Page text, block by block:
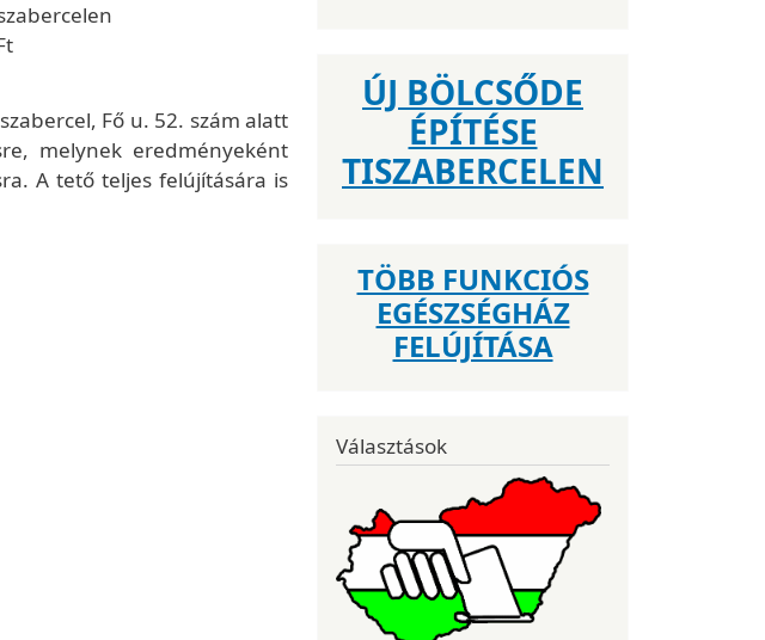
Fő u. 52. szám alatt
melynek eredményeként
A tető teljes felújítására is
ÚJ BÖLCSŐDE
ÉPÍTÉSE
TISZABERCELEN
TÖBB FUNKCIÓS
EGÉSZSÉGHÁZ
FELÚJÍTÁSA
Választások